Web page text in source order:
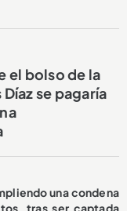
el bolso de la
se pagaría
una condena
tras ser captada